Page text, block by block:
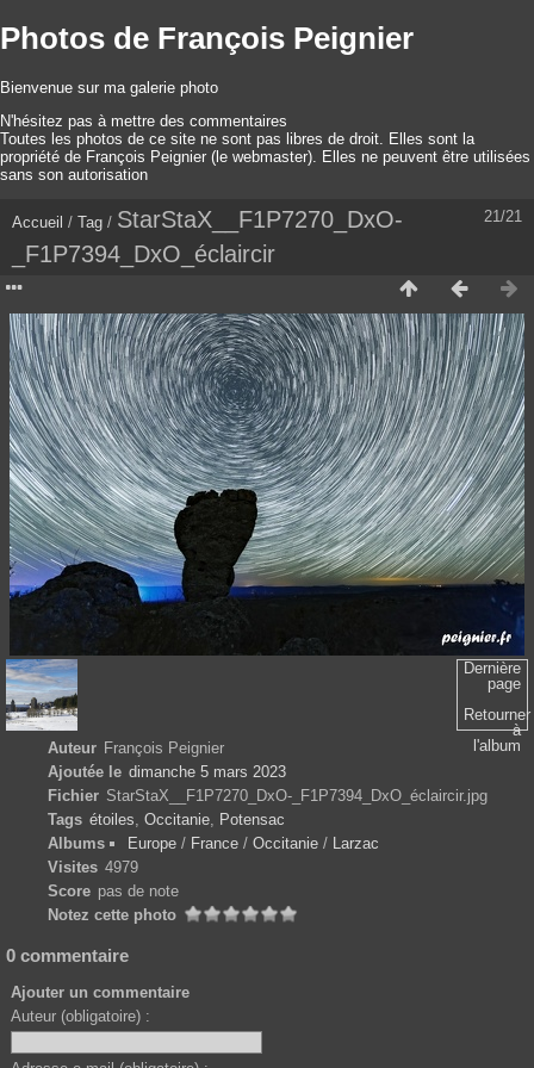
Photos de François Peignier
Bienvenue sur ma galerie photo
N'hésitez pas à mettre des commentaires
Toutes les photos de ce site ne sont pas libres de droit. Elles sont la
propriété de François Peignier (le webmaster). Elles ne peuvent être utilisées
sans son autorisation
21/21
Accueil / Tag / StarStaX__F1P7270_DxO-
_F1P7394_DxO_éclaircir
Dernière
page
Retourner
à
l'album
Auteur François Peignier
Ajoutée le dimanche 5 mars 2023
Fichier StarStaX__F1P7270_DxO-_F1P7394_DxO_éclaircir.jpg
Tags étoiles Occitanie
Potensac
Albums
Europe / France / Occitanie /
Larzac
Visites 4979
Score pas de note
Notez cette photo
0 commentaire
Ajouter un commentaire
Auteur (obligatoire) :